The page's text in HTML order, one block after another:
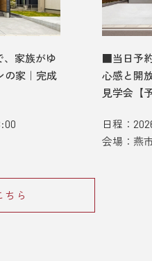
、家族がゆ
の家｜完成
■当日予
心感と開
見学会【
日程：
会場：燕
ちら